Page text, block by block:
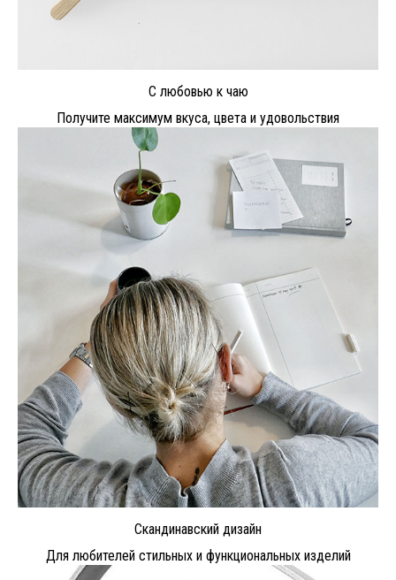
С любовью к чаю
Получите максимум вкуса, цвета и удовольствия
Скандинавский дизайн
Для любителей стильных и функциональных изделий